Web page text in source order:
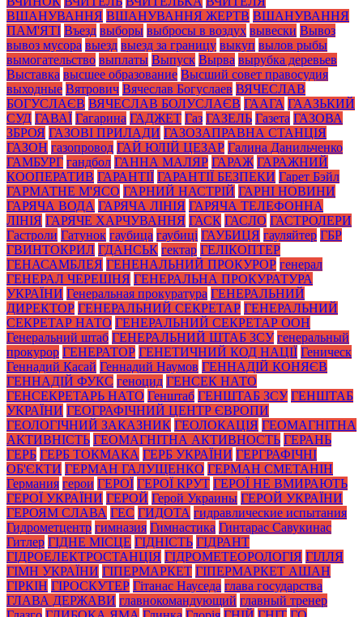
ВШАНУВАННЯ ВШАНУВАННЯ ЖЕРТВ ВШАНУВАННЯ
ПАМ'ЯТІ Въезд выборы выбросы в воздух вывески Вывоз
вывоз мусора выезд выезд за границу выкуп вылов рыбы
вымогательство выплаты Выпуск Вырва вырубка деревьев
Выставка высшее образование Высший совет правосудия
выходные Вятрович Вячеслав Богуслаев ВЯЧЕСЛАВ
БОГУСЛАЄВ ВЯЧЕСЛАВ БОЛУСЛАЄВ ГААГА ГААЗЬКИЙ
СУД ГАВАЇ Гагарина ГАДЖЕТ Газ ГАЗЕЛЬ Газета ГАЗОВА
ЗБРОЯ ГАЗОВІ ПРИЛАДИ ГАЗОЗАПРАВНА СТАНЦІЯ
ГАЗОН газопровод ГАЙ ЮЛІЙ ЦЕЗАР Галина Данильченко
ГАМБУРГ гандбол ГАННА МАЛЯР ГАРАЖ ГАРАЖНИЙ
КООПЕРАТИВ ГАРАНТІЇ ГАРАНТІЇ БЕЗПЕКИ Гарет Бэйл
ГАРМАТНЕ М'ЯСО ГАРНИЙ НАСТРІЙ ГАРНІ НОВИНИ
ГАРЯЧА ВОДА ГАРЯЧА ЛІНІЯ ГАРЯЧА ТЕЛЕФОННА
ЛІНІЯ ГАРЯЧЕ ХАРЧУВАННЯ ГАСК ГАСЛО ГАСТРОЛЕРИ
Гастроли Гатунок гаубица гаубиці ГАУБИЦЯ гауляйтер ГБР
ГВИНТОКРИЛ ГДАНСЬК гектар ГЕЛІКОПТЕР
ГЕНАСАМБЛЕЯ ГЕНЕНАЛЬНИЙ ПРОКУРОР генерал
ГЕНЕРАЛ ЧЕРЕШНЯ ГЕНЕРАЛЬНА ПРОКУРАТУРА
УКРАЇНИ Генеральная прокуратура ГЕНЕРАЛЬНИЙ
ДИРЕКТОР ГЕНЕРАЛЬНИЙ СЕКРЕТАР ГЕНЕРАЛЬНИЙ
СЕКРЕТАР НАТО ГЕНЕРАЛЬНИЙ СЕКРЕТАР ООН
Генеральний штаб ГЕНЕРАЛЬНИЙ ШТАБ ЗСУ генеральный
прокурор ГЕНЕРАТОР ГЕНЕТИЧНИЙ КОД НАЦІЇ Геническ
Геннадий Касай Геннадий Наумов ГЕННАДІЙ КОНЯЄВ
ГЕННАДІЙ ФУКС геноцид ГЕНСЕК НАТО
ГЕНСЕКРЕТАРЬ НАТО Генштаб ГЕНШТАБ ЗСУ ГЕНШТАБ
УКРАЇНИ ГЕОГРАФІЧНИЙ ЦЕНТР ЄВРОПИ
ГЕОЛОГІЧНИЙ ЗАКАЗНИК ГЕОЛОКАЦІЯ ГЕОМАГНІТНА
АКТИВНІСТЬ ГЕОМАГНІТНА АКТИВНОСТЬ ГЕРАНЬ
ГЕРБ ГЕРБ ТОКМАКА ГЕРБ УКРАЇНИ ГЕРГРАФІЧНІ
ОБ'ЄКТИ ГЕРМАН ГАЛУЩЕНКО ГЕРМАН СМЕТАНІН
Германия герои ГЕРОЇ ГЕРОЇ КРУТ ГЕРОЇ НЕ ВМИРАЮТЬ
ГЕРОЇ УКРАЇНИ ГЕРОЙ Герой Украины ГЕРОЙ УКРАЇНИ
ГЕРОЯМ СЛАВА ГЕС ГИДОТА гидравлические испытания
Гидрометцентр гимназия Гимнастика Гинтарас Савукинас
Гитлер ГІДНЕ МІСЦЕ ГІДНІСТЬ ГІДРАНТ
ГІДРОЕЛЕКТРОСТАНЦІЯ ГІДРОМЕТЕОРОЛОГІЯ ГІЛЛЯ
ГІМН УКРАЇНИ ГІПЕРМАРКЕТ ГІПЕРМАРКЕТ АШАН
ГІРКІН ГІРОСКУТЕР Гітанас Науседа глава государства
ГЛАВА ДЕРЖАВИ главнокомандующий главный тренер